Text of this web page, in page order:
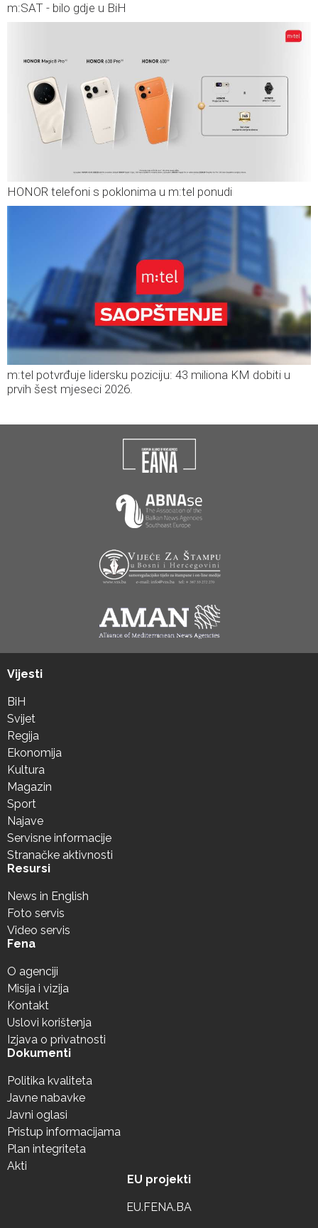
m:SAT - bilo gdje u BiH
HONOR telefoni s poklonima u m:tel ponudi
m:tel potvrđuje lidersku poziciju: 43 miliona KM dobiti u
prvih šest mjeseci 2026.
Vijesti
BiH
Svijet
Regija
Ekonomija
Kultura
Magazin
Sport
Najave
Servisne informacije
Stranačke aktivnosti
Resursi
News in English
Foto servis
Video servis
Fena
O agenciji
Misija i vizija
Kontakt
Uslovi korištenja
Izjava o privatnosti
Dokumenti
Politika kvaliteta
Javne nabavke
Javni oglasi
Pristup informacijama
Plan integriteta
Akti
EU projekti
EU.FENA.BA